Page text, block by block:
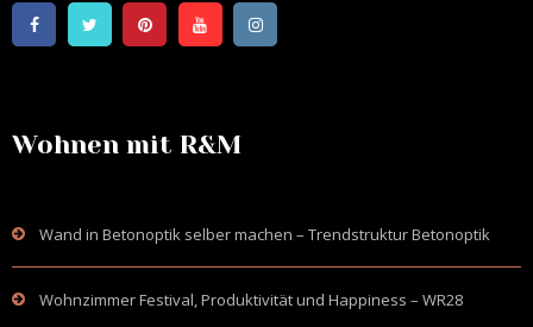
Wohnen mit R&M
Wand in Betonoptik selber machen – Trendstruktur Betonoptik
Wohnzimmer Festival, Produktivität und Happiness – WR28